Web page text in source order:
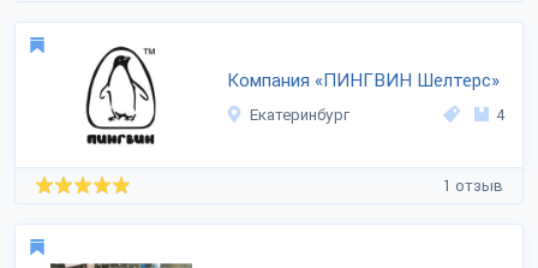
Компания «ПИНГВИН Шелтерс»
Екатеринбург 4
1 отзыв